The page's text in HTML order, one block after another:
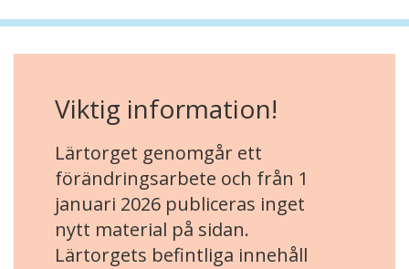
Viktig information!
Lärtorget genomgår ett
förändringsarbete och från 1
januari 2026 publiceras inget
nytt material på sidan.
Lärtorgets befintliga innehåll